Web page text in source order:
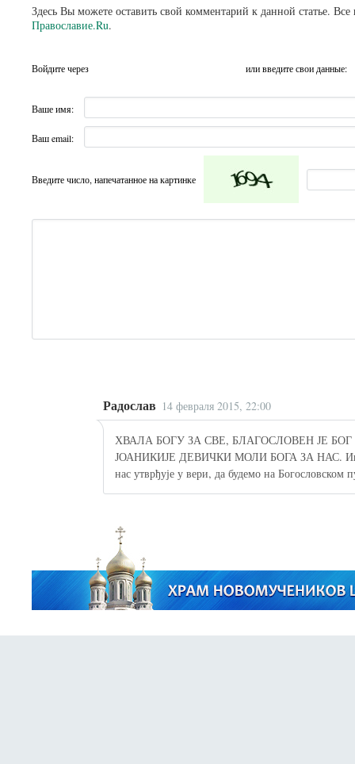
Здесь Вы можете оставить свой комментарий к данной статье.
Православие.Ru.
Войдите через или введите свои данные:
Ваше имя:
Ваш email:
Введите число, напечатанное на картинке
Радослав 14 февраля 2015, 22:00
ХВАЛА БОГУ ЗА СВЕ, БЛАГОСЛОВЕН ЈЕ
ЈОАНИКИЈЕ ДЕВИЧКИ МОЛИ БОГА ЗА НАС.
нас утврђује у вери, да будемо на